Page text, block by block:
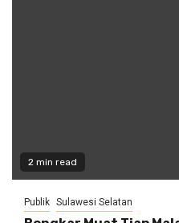
2 min read
Publik Sulawesi Selatan